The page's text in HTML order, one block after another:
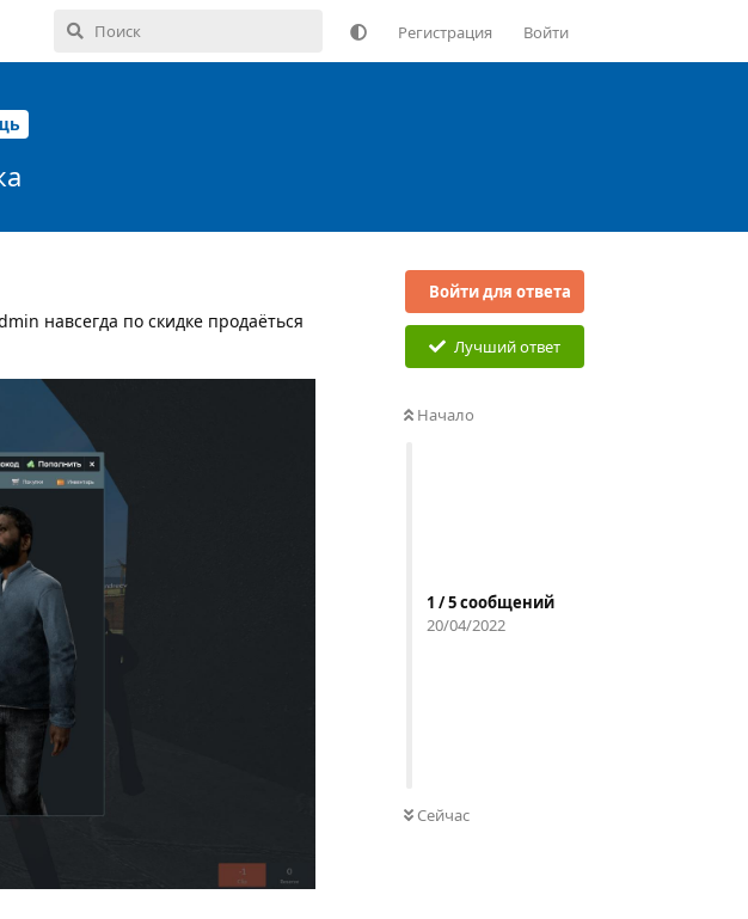
Регистрация Войти
Войти для ответа
Лучший ответ
Начало
1 /5сообщений
20/04/2022
Сейчас
навсегда по скидке продаёться